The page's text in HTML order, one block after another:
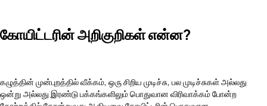
கோயிட்டரின் அறிகுறிகள் என்ன?
கழுத்தின் முன்புறத்தில் வீக்கம், ஒரு சிறிய முடிச்சு, பல முடிச்சுகள் அல்லது
ஒன்று அல்லது இரண்டு பக்கங்களிலும் பொதுவான விரிவாக்கம் போன்ற